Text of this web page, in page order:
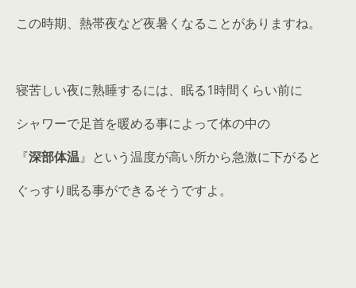
この時期、熱帯夜など夜暑くなることがありますね。
寝苦しい夜に熟睡するには、眠る1時間くらい前に
シャワーで足首を暖める事によって体の中の
『深部体温』という温度が高い所から急激に下がると
ぐっすり眠る事ができるそうですよ。